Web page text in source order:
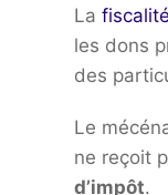
La
les dons
des
Le
ne reçoit
d’impôt.